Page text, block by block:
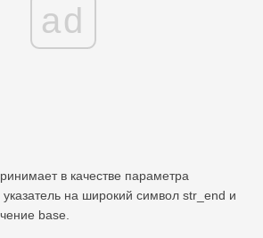
ad
в качестве параметра
на широкий символ str_end и
base.